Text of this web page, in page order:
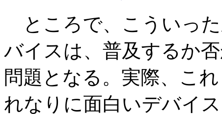
ところで、こういっ
バイスは、普及するか
問題となる。実際、こ
れなりに面白いデバイ